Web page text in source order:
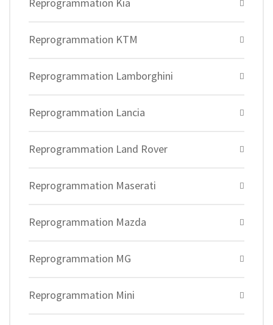
Reprogrammation KTM
Reprogrammation Lamborghini
Reprogrammation Lancia
Reprogrammation Land Rover
Reprogrammation Maserati
Reprogrammation Mazda
Reprogrammation MG
Reprogrammation Mini